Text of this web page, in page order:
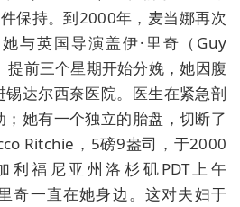
保持。到2000年，麦当娜再次
与英国导演盖伊·里奇（Guy
前三个星期开始分娩，她因腹
达尔西奈医院。医生在紧急剖
她有一个独立的胎盘，切断了
Ritchie，5磅9盎司，于2000
利福尼亚州洛杉矶PDT上午
奇一直在她身边。这对夫妇于